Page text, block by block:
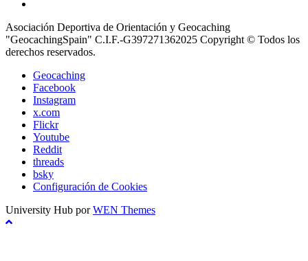
Cookies
Asociación Deportiva de Orientación y Geocaching
"GeocachingSpain" C.I.F.-G397271362025 Copyright © Todos los
derechos reservados.
Geocaching
Facebook
Instagram
x.com
Flickr
Youtube
Reddit
threads
bsky
Configuración de Cookies
University Hub porWEN Themes
Scroll